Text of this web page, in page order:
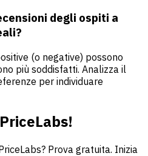
degli ospiti a
(o negative) possono
più soddisfatti. Analizza il
per individuare
Prova gratuita. Inizia